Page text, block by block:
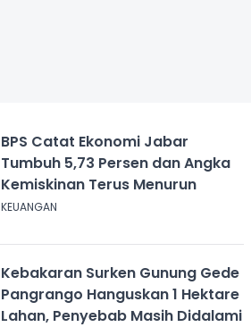
BPS Catat Ekonomi Jabar
Tumbuh 5,73 Persen dan Angka
Kemiskinan Terus Menurun
KEUANGAN
Kebakaran Surken Gunung Gede
Pangrango Hanguskan 1 Hektare
Lahan, Penyebab Masih Didalami